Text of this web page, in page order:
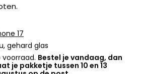
17
gehard glas
voorraad. Bestel je vandaag, dan
je pakketje tussen 10 en 13